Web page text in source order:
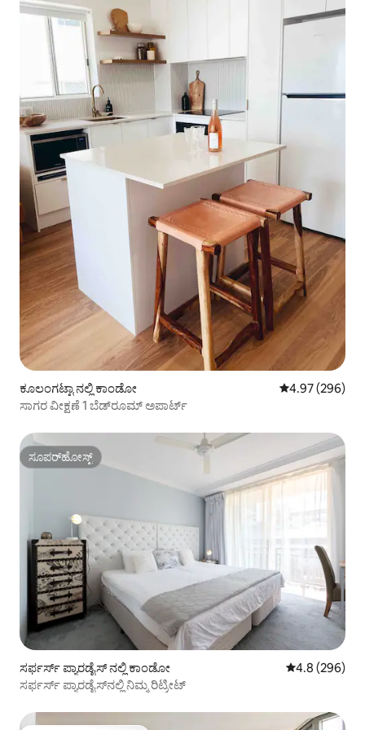
ಕೂಲಂಗಟ್ಟಾ ನಲ್ಲಿ ಕಾಂಡೋ 5 ರಲ್ಲಿ 4.97
4.97 (296)
ಸಾಗರ ವೀಕ್ಷಣೆ 1 ಬೆಡ್‌ರೂಮ್ ಅಪಾರ್ಟ್
ಸೂಪರ್‌ಹೋಸ್ಟ್
ಸೂಪರ್‌ಹೋಸ್ಟ್
ಸರ್ಫರ್ಸ್ ಪ್ಯಾರಡೈಸ್ ನಲ್ಲಿ ಕಾಂಡೋ 5 ರಲ್ಲಿ 4.8
4.8 (296)
ಸರ್ಫರ್ಸ್ ಪ್ಯಾರಡೈಸ್‌ನಲ್ಲಿ ನಿಮ್ಮ ರಿಟ್ರೀಟ್